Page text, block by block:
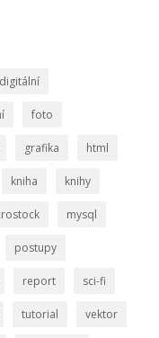
digitální
foto
grafika html
kniha knihy
mysql
postupy
report sci-fi
tutorial vektor